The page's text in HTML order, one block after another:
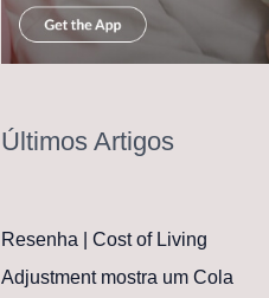
Últimos Artigos
Resenha | Cost of Living
Adjustment mostra um Cola